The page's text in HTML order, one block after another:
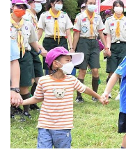
新聞稿分類
登入
刊登